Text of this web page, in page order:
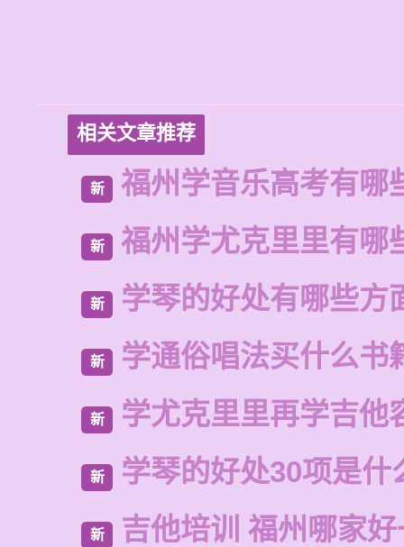
相关文章推荐
新 福州学音乐高考有哪
新 福州学尤克里里有哪
新 学琴的好处有哪些方
新 学通俗唱法买什么书
新 学尤克里里再学吉他
新 学琴的好处30项是什
新 吉他培训 福州哪家